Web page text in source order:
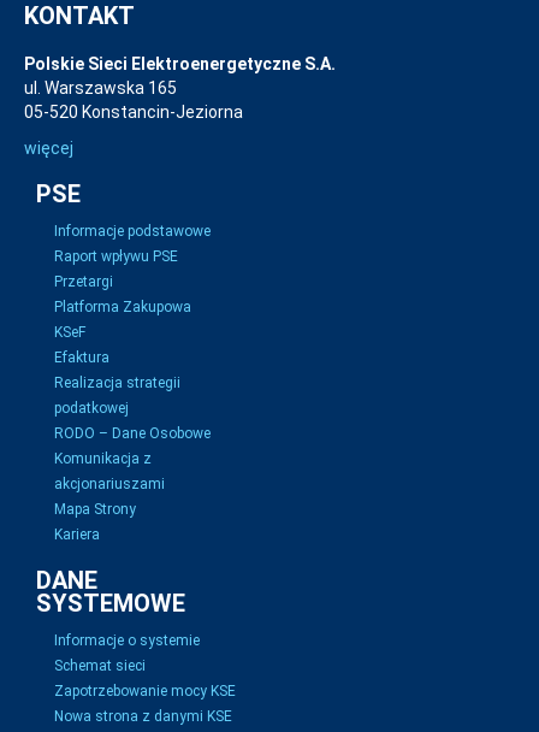
KONTAKT
Polskie Sieci Elektroenergetyczne S.A.
ul. Warszawska 165
05-520 Konstancin-Jeziorna
więcej
PSE
Informacje podstawowe
Raport wpływu PSE
Przetargi
Platforma Zakupowa
KSeF
Efaktura
Realizacja strategii
podatkowej
RODO – Dane Osobowe
Komunikacja z
akcjonariuszami
Mapa Strony
Kariera
DANE
SYSTEMOWE
Informacje o systemie
Schemat sieci
Zapotrzebowanie mocy KSE
Nowa strona z danymi KSE